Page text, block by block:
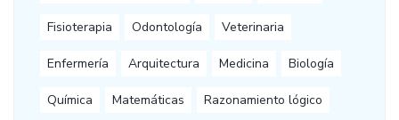
Fisioterapia Odontología Veterinaria
Enfermería Arquitectura Medicina Biología
Química Matemáticas Razonamiento lógico